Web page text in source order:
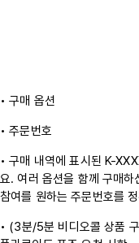
• 구매 옵션
• 주문번호
• 구매 내역에 표시된 K-
요. 여러 옵션을 함께 구매
참여를 원하는 주문번호를
• (3분/5분 비디오콜 상품